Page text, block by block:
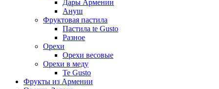
Дары Армении
Ануш
Фруктовая пастила
Пастила te Gusto
Разное
Орехи
Орехи весовые
Орехи в меду
Te Gusto
Фрукты из Армении